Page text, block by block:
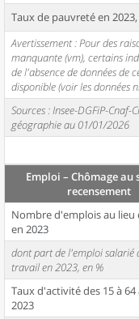
Taux de pauvreté en 2023,
Avertissement : Pour des
manquante (vm), certains
de l'absence de données de
disponible (voir les données
Sources : Insee-DGFiP-
géographie au 01/01/2026
Emploi – Chômage au
recensement
Nombre d'emplois au lieu
en 2023
dont part de l'emploi salarié
travail en 2023, en %
Taux d'activité des 15 à 64
2023